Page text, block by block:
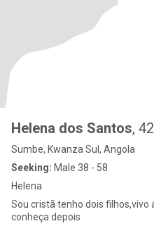
Helena dos Santos, 42
Sumbe, Kwanza Sul, Angola
Seeking: Male 38 - 58
Helena
Sou cristã tenho dois filhos,vivo
conheça depois